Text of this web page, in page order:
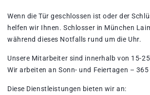
Wenn die Tür geschlossen ist oder der
helfen wir Ihnen. Schlosser in München
während dieses Notfalls rund um die Uhr.
Unsere Mitarbeiter sind innerhalb von 15-
Wir arbeiten an Sonn- und Feiertagen –
Diese Dienstleistungen bieten wir an: